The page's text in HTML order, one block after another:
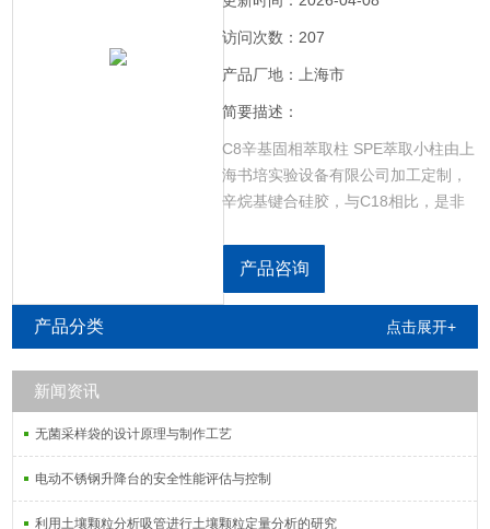
访问次数：207
产品厂地：上海市
简要描述：
C8辛基固相萃取柱 SPE萃取小柱由上
海书培实验设备有限公司加工定制，
辛烷基键合硅胶，与C18相比，是非
强的高疏水性化合物的分离。此外，
由于高度的封尾处理，无硅烷醇基次
级作用，减少了碱性化合物的吸附。
产品咨询
产品分类 点击展开+
新闻资讯
无菌采样袋的设计原理与制作工艺
电动不锈钢升降台的安全性能评估与控制
利用土壤颗粒分析吸管进行土壤颗粒定量分析的研究